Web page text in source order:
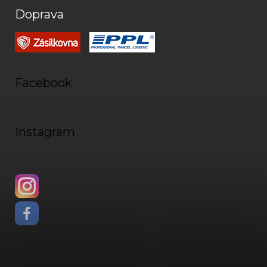
Doprava
Facebook
Instagram